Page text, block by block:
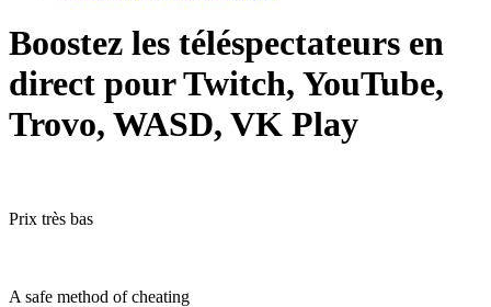
Boostez les téléspectateurs en
direct pour Twitch, YouTube,
Trovo, WASD, VK Play
Prix très bas
A safe method of cheating